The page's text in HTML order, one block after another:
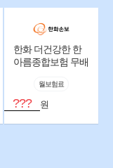
한화 더건강한 한
아름종합보험 무배
50%해약환급금지
급형_건강고지형
월보험료
??? 원